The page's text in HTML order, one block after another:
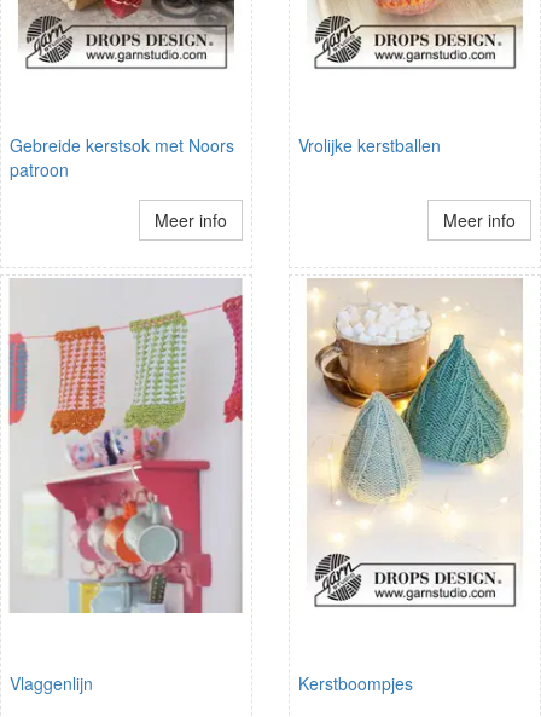
Gebreide kerstsok met Noors
patroon
Meer info
Vrolijke kerstballen
Meer info
Vlaggenlijn Kerstboompjes